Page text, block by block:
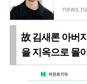
故 김새론 아버
을 지옥으로 몰